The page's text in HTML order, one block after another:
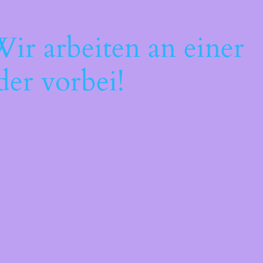
arbeiten an einer
vorbei!